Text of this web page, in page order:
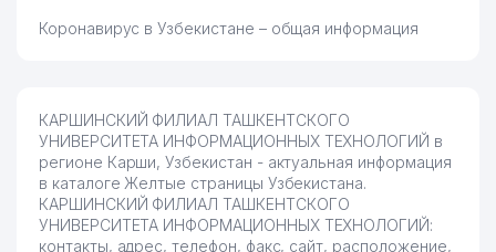
Коронавирус в Узбекистане – общая информация
КАРШИНСКИЙ ФИЛИАЛ ТАШКЕНТСКОГО
УНИВЕРСИТЕТА ИНФОРМАЦИОННЫХ ТЕХНОЛОГИЙ в
регионе Карши, Узбекистан - актуальная информация
в каталоге Желтые страницы Узбекистана.
КАРШИНСКИЙ ФИЛИАЛ ТАШКЕНТСКОГО
УНИВЕРСИТЕТА ИНФОРМАЦИОННЫХ ТЕХНОЛОГИЙ:
контакты, адрес, телефон, факс, сайт, расположение,